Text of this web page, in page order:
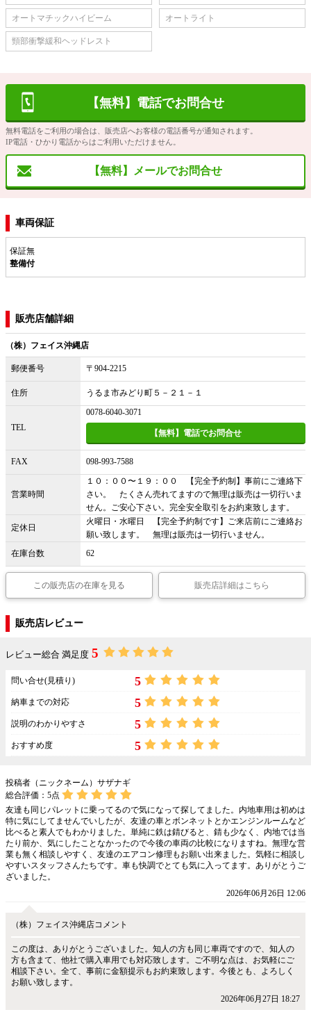
オートマチックハイビーム オートライト
頸部衝撃緩和ヘッドレスト
【無料】電話でお問合せ
無料電話をご利用の場合は、販売店へお客様の電話番号が通知されます。
IP電話・ひかり電話からはご利用いただけません。
【無料】メールでお問合せ
車両保証
保証無
整備付
販売店舗詳細
（株）フェイス沖縄店
郵便番号 〒904-2215
住所 うるま市みどり町５－２１－１
TEL
0078-6040-3071
【無料】電話でお問合せ
FAX 098-993-7588
営業時間
１０：００〜１９：００ 【完全予約制】事前にご連絡下
さい。 たくさん売れてますので無理は販売は一切行いま
せん。ご安心下さい。完全安全取引をお約束致します。
定休日
火曜日・水曜日 【完全予約制です】ご来店前にご連絡お
願い致します。 無理は販売は一切行いません。
在庫台数
62
この販売店の在庫を見る 販売店詳細はこちら
販売店レビュー
レビュー総合 満足度 5
問い合せ(見積り) 5
納車までの対応 5
説明のわかりやすさ 5
おすすめ度 5
投稿者（ニックネーム）サザナギ
総合評価： 5点
友達も同じパレットに乗ってるので気になって探してました。内地車用は初めは
特に気にしてませんでいしたが、友達の車とボンネットとかエンジンルームなど
比べると素人でもわかりました。単純に鉄は錆びると、錆も少なく、内地では当
たり前か、気にしたことなかったので今後の車両の比較になりますね。無理な営
業も無く相談しやすく、友達のエアコン修理もお願い出来ました。気軽に相談し
やすいスタッフさんたちです。車も快調でとても気に入ってます。ありがとうご
ざいました。
2026年06月26日 12:06
（株）フェイス沖縄店コメント
この度は、ありがとうございました。知人の方も同じ車両ですので、知人の
方も含まて、他社で購入車用でも対応致します。ご不明な点は、お気軽にご
相談下さい。全て、事前に金額提示もお約束致します。今後とも、よろしく
お願い致します。
2026年06月27日 18:27